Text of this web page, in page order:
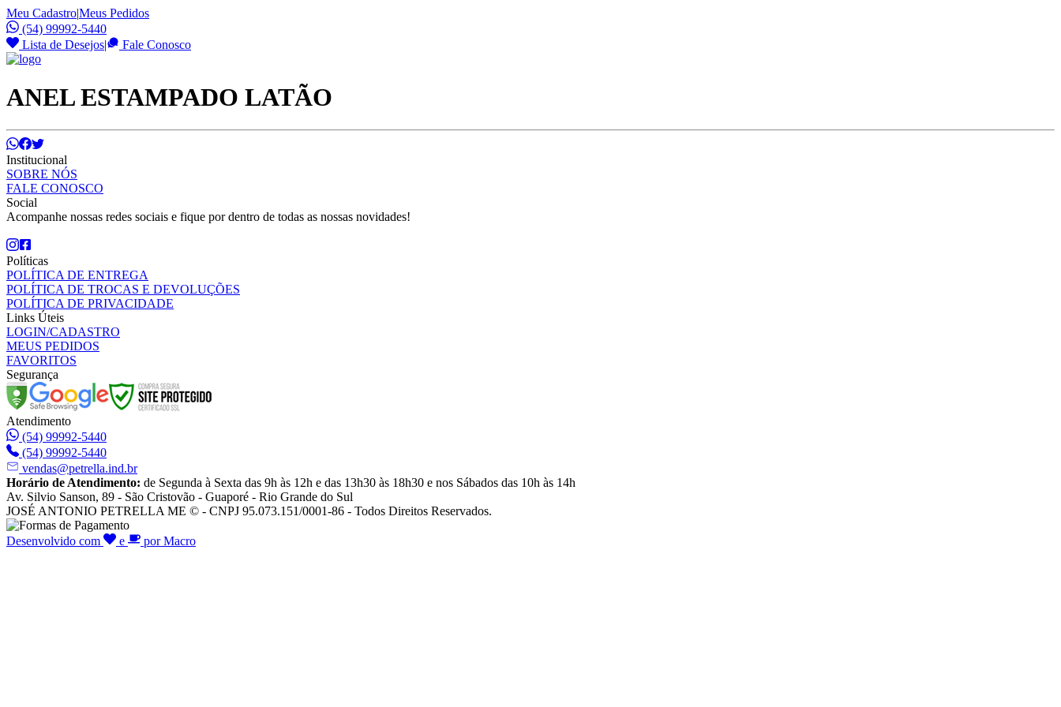
Meu Cadastro|Meus Pedidos
(54) 99992-5440
Lista de Desejos| Fale Conosco
ANEL ESTAMPADO LATÃO
Institucional
SOBRE NÓS
FALE CONOSCO
Social
Acompanhe nossas redes sociais e fique por dentro de todas as nossas novidades!
Políticas
POLÍTICA DE ENTREGA
POLÍTICA DE TROCAS E DEVOLUÇÕES
POLÍTICA DE PRIVACIDADE
Links Úteis
LOGIN/CADASTRO
MEUS PEDIDOS
FAVORITOS
Segurança
Atendimento
(54) 99992-5440
(54) 99992-5440
vendas@petrella.ind.br
Horário de Atendimento: de Segunda à Sexta das 9h às 12h e das 13h30 às 18h30 e nos Sábados das 10h às 14h
Av. Silvio Sanson, 89 - São Cristovão - Guaporé - Rio Grande do Sul
JOSÉ ANTONIO PETRELLA ME © - CNPJ 95.073.151/0001-86 - Todos Direitos Reservados.
Desenvolvido com e por Macro